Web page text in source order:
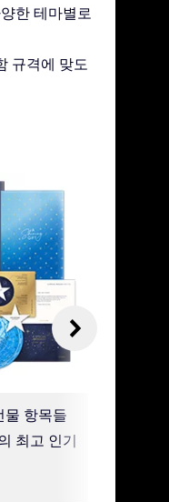
한 테마별로
규격에 맞도
물 항목들
최고 인기